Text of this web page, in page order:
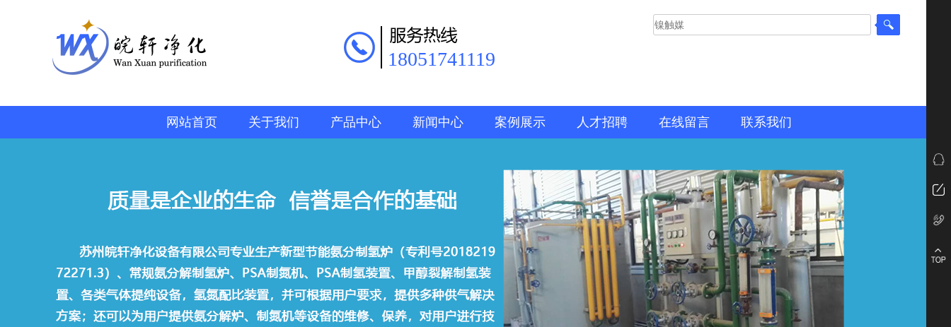
18051741119
网站首页 关于我们 产品中心 新闻中心 案例展示 人才招聘 在线留言 联系我们